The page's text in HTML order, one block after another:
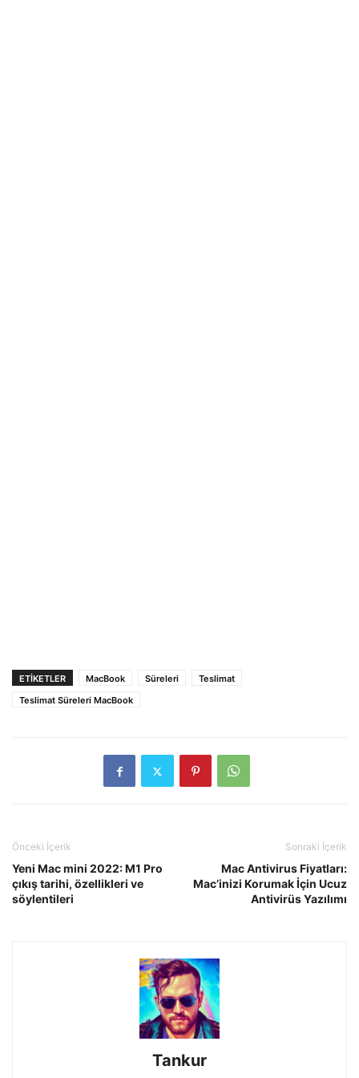
ETIKETLER MacBook Süreleri
Teslimat
Teslimat Süreleri MacBook
Önceki İçerik
Yeni Mac mini 2022: M1 Pro
çıkış tarihi, özellikleri ve
söylentileri
Sonraki İçerik
Mac Antivirus Fiyatları:
Mac’inizi Korumak İçin Ucuz
Antivirüs Yazılımı
Tankur